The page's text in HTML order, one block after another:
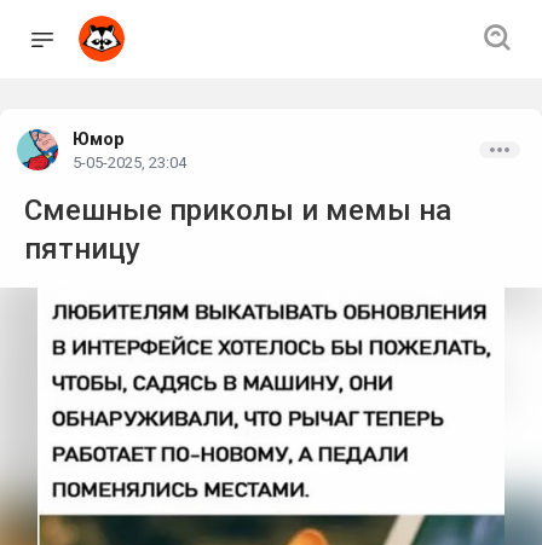
Юмор
5-05-2025, 23:04
Смешные приколы и мемы на
пятницу